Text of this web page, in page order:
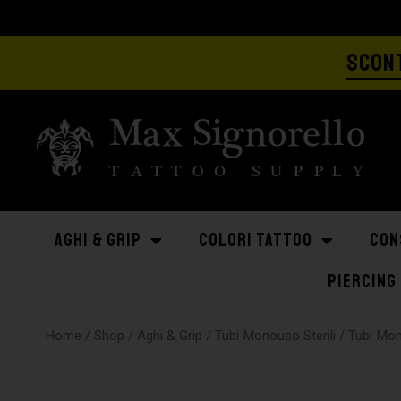
AGHI & GRIP COLORI TATTOO
PIERCING
Home / Shop / Aghi & Grip / Tubi Monouso Sterili / Tubi